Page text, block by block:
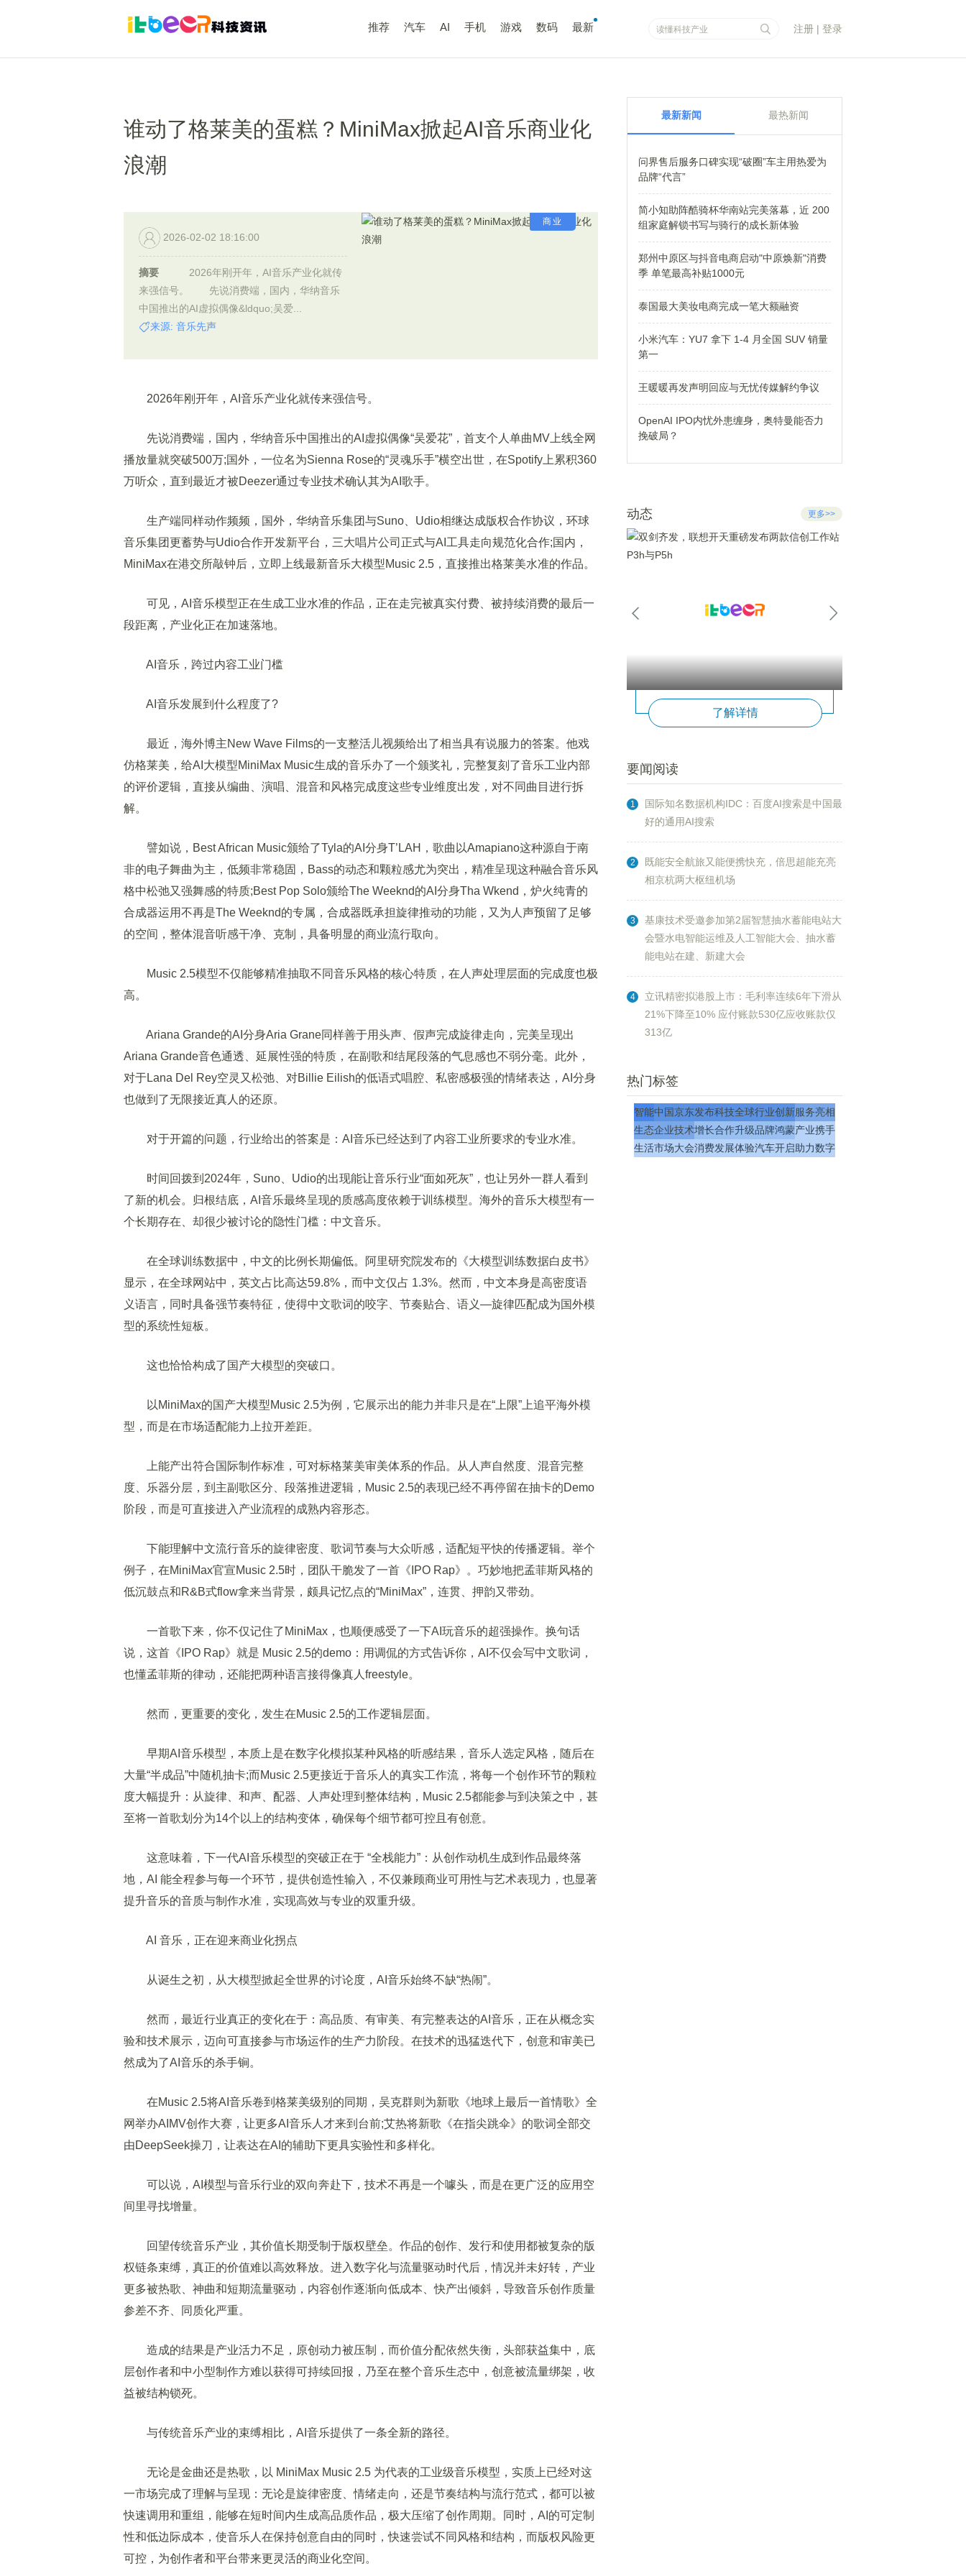
推荐 汽车 AI 手机 游戏 数码 最新 注册 | 登录
谁动了格莱美的蛋糕？MiniMax掀起AI音乐商业化
浪潮
商业
2026-02-02 18:16:00
摘要
2026年刚开年，AI音乐产业化就传
来强信号。 先说消费端，国内，华纳音乐
中国推出的AI虚拟偶像&ldquo;吴爱...
来源: 音乐先声
2026年刚开年，AI音乐产业化就传来强信号。
先说消费端，国内，华纳音乐中国推出的AI虚拟偶像“吴爱花”，首支个人单曲MV上线全网
播放量就突破500万;国外，一位名为Sienna Rose的“灵魂乐手”横空出世，在Spotify上累积360
万听众，直到最近才被Deezer通过专业技术确认其为AI歌手。
生产端同样动作频频，国外，华纳音乐集团与Suno、Udio相继达成版权合作协议，环球
音乐集团更蓄势与Udio合作开发新平台，三大唱片公司正式与AI工具走向规范化合作;国内，
MiniMax在港交所敲钟后，立即上线最新音乐大模型Music 2.5，直接推出格莱美水准的作品。
可见，AI音乐模型正在生成工业水准的作品，正在走完被真实付费、被持续消费的最后一
段距离，产业化正在加速落地。
AI音乐，跨过内容工业门槛
AI音乐发展到什么程度了?
最近，海外博主New Wave Films的一支整活儿视频给出了相当具有说服力的答案。他戏
仿格莱美，给AI大模型MiniMax Music生成的音乐办了一个颁奖礼，完整复刻了音乐工业内部
的评价逻辑，直接从编曲、演唱、混音和风格完成度这些专业维度出发，对不同曲目进行拆
解。
譬如说，Best African Music颁给了Tyla的AI分身T’LAH，歌曲以Amapiano这种源自于南
非的电子舞曲为主，低频非常稳固，Bass的动态和颗粒感尤为突出，精准呈现这种融合音乐风
格中松弛又强舞感的特质;Best Pop Solo颁给The Weeknd的AI分身Tha Wkend，炉火纯青的
合成器运用不再是The Weeknd的专属，合成器既承担旋律推动的功能，又为人声预留了足够
的空间，整体混音听感干净、克制，具备明显的商业流行取向。
Music 2.5模型不仅能够精准抽取不同音乐风格的核心特质，在人声处理层面的完成度也极
高。
Ariana Grande的AI分身Aria Grane同样善于用头声、假声完成旋律走向，完美呈现出
Ariana Grande音色通透、延展性强的特质，在副歌和结尾段落的气息感也不弱分毫。此外，
对于Lana Del Rey空灵又松弛、对Billie Eilish的低语式唱腔、私密感极强的情绪表达，AI分身
也做到了无限接近真人的还原。
对于开篇的问题，行业给出的答案是：AI音乐已经达到了内容工业所要求的专业水准。
时间回拨到2024年，Suno、Udio的出现能让音乐行业“面如死灰”，也让另外一群人看到
了新的机会。归根结底，AI音乐最终呈现的质感高度依赖于训练模型。海外的音乐大模型有一
个长期存在、却很少被讨论的隐性门槛：中文音乐。
在全球训练数据中，中文的比例长期偏低。阿里研究院发布的《大模型训练数据白皮书》
显示，在全球网站中，英文占比高达59.8%，而中文仅占 1.3%。然而，中文本身是高密度语
义语言，同时具备强节奏特征，使得中文歌词的咬字、节奏贴合、语义—旋律匹配成为国外模
型的系统性短板。
这也恰恰构成了国产大模型的突破口。
以MiniMax的国产大模型Music 2.5为例，它展示出的能力并非只是在“上限”上追平海外模
型，而是在市场适配能力上拉开差距。
上能产出符合国际制作标准，可对标格莱美审美体系的作品。从人声自然度、混音完整
度、乐器分层，到主副歌区分、段落推进逻辑，Music 2.5的表现已经不再停留在抽卡的Demo
阶段，而是可直接进入产业流程的成熟内容形态。
下能理解中文流行音乐的旋律密度、歌词节奏与大众听感，适配短平快的传播逻辑。举个
例子，在MiniMax官宣Music 2.5时，团队干脆发了一首《IPO Rap》。巧妙地把孟菲斯风格的
低沉鼓点和R&B式flow拿来当背景，颇具记忆点的“MiniMax”，连贯、押韵又带劲。
一首歌下来，你不仅记住了MiniMax，也顺便感受了一下AI玩音乐的超强操作。换句话
说，这首《IPO Rap》就是 Music 2.5的demo：用调侃的方式告诉你，AI不仅会写中文歌词，
也懂孟菲斯的律动，还能把两种语言接得像真人freestyle。
然而，更重要的变化，发生在Music 2.5的工作逻辑层面。
早期AI音乐模型，本质上是在数字化模拟某种风格的听感结果，音乐人选定风格，随后在
大量“半成品”中随机抽卡;而Music 2.5更接近于音乐人的真实工作流，将每一个创作环节的颗粒
度大幅提升：从旋律、和声、配器、人声处理到整体结构，Music 2.5都能参与到决策之中，甚
至将一首歌划分为14个以上的结构变体，确保每个细节都可控且有创意。
这意味着，下一代AI音乐模型的突破正在于 “全栈能力”：从创作动机生成到作品最终落
地，AI 能全程参与每一个环节，提供创造性输入，不仅兼顾商业可用性与艺术表现力，也显著
提升音乐的音质与制作水准，实现高效与专业的双重升级。
AI 音乐，正在迎来商业化拐点
从诞生之初，从大模型掀起全世界的讨论度，AI音乐始终不缺“热闹”。
然而，最近行业真正的变化在于：高品质、有审美、有完整表达的AI音乐，正在从概念实
验和技术展示，迈向可直接参与市场运作的生产力阶段。在技术的迅猛迭代下，创意和审美已
然成为了AI音乐的杀手锏。
在Music 2.5将AI音乐卷到格莱美级别的同期，吴克群则为新歌《地球上最后一首情歌》全
网举办AIMV创作大赛，让更多AI音乐人才来到台前;艾热将新歌《在指尖跳伞》的歌词全部交
由DeepSeek操刀，让表达在AI的辅助下更具实验性和多样化。
可以说，AI模型与音乐行业的双向奔赴下，技术不再是一个噱头，而是在更广泛的应用空
间里寻找增量。
回望传统音乐产业，其价值长期受制于版权壁垒。作品的创作、发行和使用都被复杂的版
权链条束缚，真正的价值难以高效释放。进入数字化与流量驱动时代后，情况并未好转，产业
更多被热歌、神曲和短期流量驱动，内容创作逐渐向低成本、快产出倾斜，导致音乐创作质量
参差不齐、同质化严重。
造成的结果是产业活力不足，原创动力被压制，而价值分配依然失衡，头部获益集中，底
层创作者和中小型制作方难以获得可持续回报，乃至在整个音乐生态中，创意被流量绑架，收
益被结构锁死。
与传统音乐产业的束缚相比，AI音乐提供了一条全新的路径。
无论是金曲还是热歌，以 MiniMax Music 2.5 为代表的工业级音乐模型，实质上已经对这
一市场完成了理解与呈现：无论是旋律密度、情绪走向，还是节奏结构与流行范式，都可以被
快速调用和重组，能够在短时间内生成高品质作品，极大压缩了创作周期。同时，AI的可定制
性和低边际成本，使音乐人在保持创意自由的同时，快速尝试不同风格和结构，而版权风险更
可控，为创作者和平台带来更灵活的商业化空间。
最新新闻 最热新闻
问界售后服务口碑实现“破圈”车主用热爱为
品牌“代言”
简小知助阵酷骑杯华南站完美落幕，近 200
组家庭解锁书写与骑行的成长新体验
郑州中原区与抖音电商启动"中原焕新"消费
季 单笔最高补贴1000元
泰国最大美妆电商完成一笔大额融资
小米汽车：YU7 拿下 1-4 月全国 SUV 销量
第一
王暖暖再发声明回应与无忧传媒解约争议
OpenAI IPO内忧外患缠身，奥特曼能否力
挽破局？
动态 更多>>
了解详情
要闻阅读
1
国际知名数据机构IDC：百度AI搜索是中国最
好的通用AI搜索
2
既能安全航旅又能便携快充，倍思超能充亮
相京杭两大枢纽机场
3
基康技术受邀参加第2届智慧抽水蓄能电站大
会暨水电智能运维及人工智能大会、抽水蓄
能电站在建、新建大会
4
立讯精密拟港股上市：毛利率连续6年下滑从
21%下降至10% 应付账款530亿应收账款仅
313亿
热门标签
智能中国京东发布科技全球行业创新服务亮相
生态企业技术增长合作升级品牌鸿蒙产业携手
生活市场大会消费发展体验汽车开启助力数字